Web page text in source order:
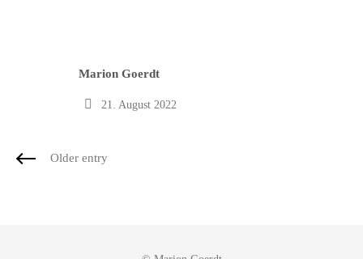
Author
Marion Goerdt
21. August 2022
Older entry